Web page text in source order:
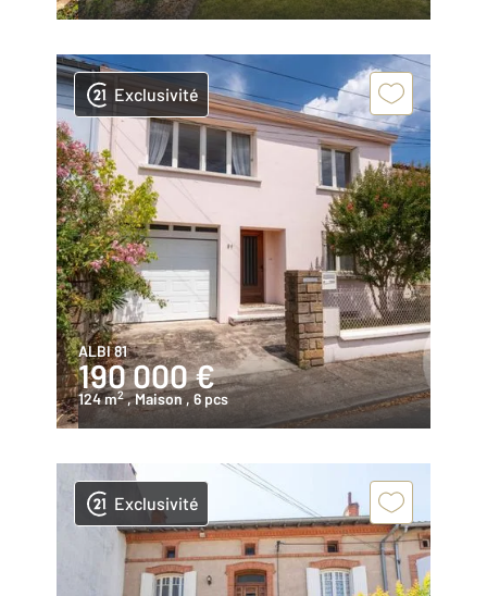
Exclusivité
ALBI 81
190 000 €
124 m2 , Maison , 6 pcs
Exclusivité